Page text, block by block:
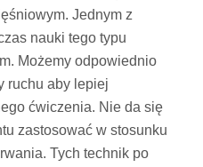
Jednym z
nauki tego typu
Możemy odpowiednio
ruchu aby lepiej
ćwiczenia. Nie da się
zastosować w stosunku
Tych technik po